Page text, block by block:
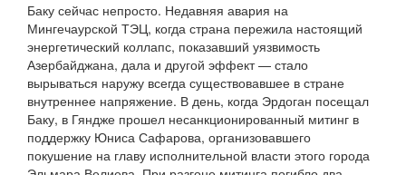
Баку сейчас непросто. Недавняя авария на
Мингечаурской ТЭЦ, когда страна пережила настоящий
энергетический коллапс, показавший уязвимость
Азербайджана, дала и другой эффект — стало
вырываться наружу всегда существовавшее в стране
внутреннее напряжение. В день, когда Эрдоган посещал
Баку, в Гяндже прошел несанкционированный митинг в
поддержку Юниса Сафарова, организовавшего
покушение на главу исполнительной власти этого города